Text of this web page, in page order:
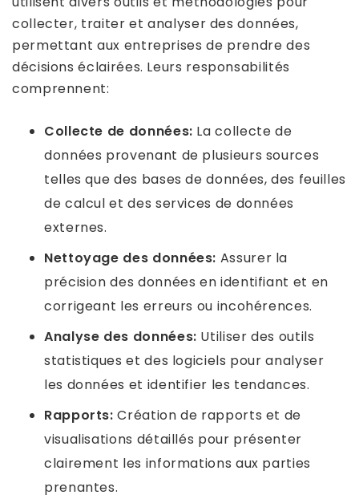
collecter, traiter et analyser des données,
permettant aux entreprises de prendre des
décisions éclairées. Leurs responsabilités
comprennent:
Collecte de données: La collecte de
données provenant de plusieurs sources
telles que des bases de données, des feuilles
de calcul et des services de données
externes.
Nettoyage des données: Assurer la
précision des données en identifiant et en
corrigeant les erreurs ou incohérences.
Analyse des données: Utiliser des outils
statistiques et des logiciels pour analyser
les données et identifier les tendances.
Rapports: Création de rapports et de
visualisations détaillés pour présenter
clairement les informations aux parties
prenantes.